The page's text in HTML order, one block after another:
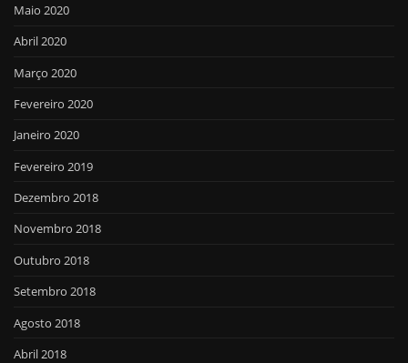
Maio 2020
Abril 2020
Março 2020
Fevereiro 2020
Janeiro 2020
Fevereiro 2019
Dezembro 2018
Novembro 2018
Outubro 2018
Setembro 2018
Agosto 2018
Abril 2018